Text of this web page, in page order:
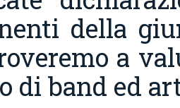
della
a
di band ed